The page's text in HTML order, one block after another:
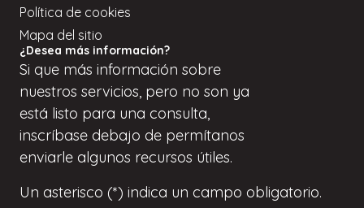
Política de cookies
Mapa del sitio
¿Desea más información?
Si que más información sobre
nuestros servicios, pero no son ya
está listo para una consulta,
inscríbase debajo de permítanos
enviarle algunos recursos útiles.
Un asterisco (*) indica un campo obligatorio.